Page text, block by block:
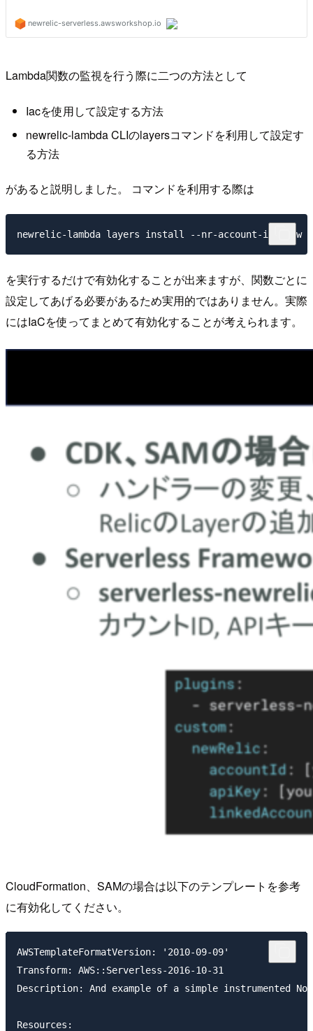
Lambda関数の監視を行う際に二つの方法として
Iacを使用して設定する方法
newrelic-lambda CLIのlayersコマンドを利用して設定す
る方法
があると説明しました。 コマンドを利用する際は
を実行するだけで有効化することが出来ますが、関数ごとに
設定してあげる必要があるため実用的ではありません。実際
にはIaCを使ってまとめて有効化することが考えられます。
CloudFormation、SAMの場合は以下のテンプレートを参考
に有効化してください。
AWSTemplateFormatVersion: '2010-09-09'
Transform: AWS::Serverless-2016-10-31
Description: And example of a simple instrumented
Resources: